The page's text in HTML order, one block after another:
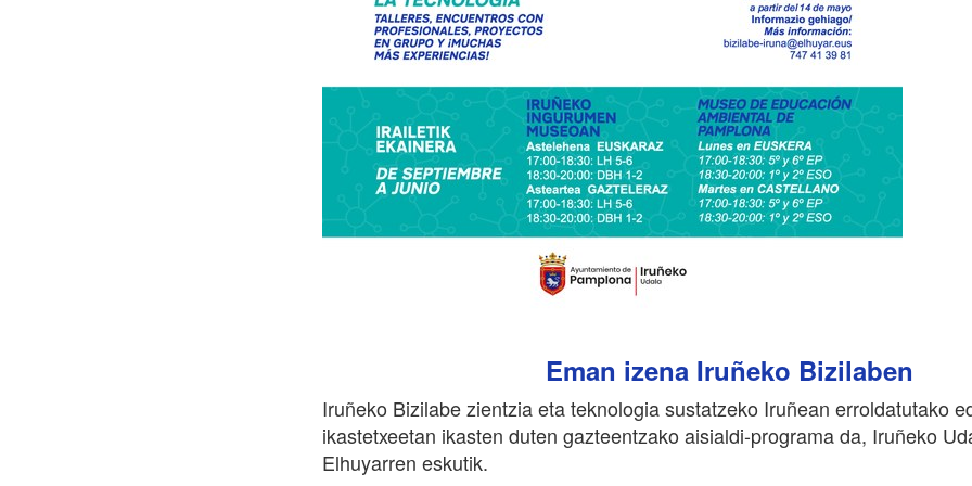
Eman izena Iruñeko Bizilaben
Iruñeko Bizilabe zientzia eta teknologia sustatzeko Iruñean erroldatutako
ikastetxeetan ikasten duten gazteentzako aisialdi-programa da, Iruñeko
Elhuyarren eskutik.